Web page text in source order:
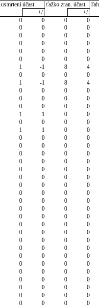
usmrtení účast. ťažko zran. účast.
+/- +/-
0 0 0 0
0 0 0 0
0 0 0 0
0 0 0 0
0 0 0 0
0 0 0 0
1 -1 8 4
0 0 0 0
1 -1 8 4
0 0 0 0
0 0 0 0
0 0 0 0
1 1 0 0
0 0 0 0
1 1 0 0
0 0 0 0
0 0 0 0
0 0 0 0
0 0 0 0
0 0 0 0
0 0 0 0
0 0 0 0
0 0 0 0
0 0 0 0
0 0 0 0
0 0 0 0
0 0 0 0
0 0 0 0
0 0 0 0
0 0 0 0
0 0 0 0
0 0 0 0
0 0 0 0
0 0 0 0
0 0 0 0
0 0 0 0
0 0 0 0